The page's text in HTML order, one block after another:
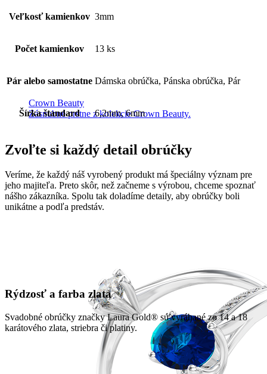
Crown Beauty
Zásnubné prstne z kolekcie Crown Beauty.
Veľkosť kamienkov 3mm
Počet kamienkov 13 ks
Pár alebo samostatne Dámska obrúčka, Pánska obrúčka, Pár
Šírka štandard 6,2mm, 6mm
Zvoľte si každý detail obrúčky
Veríme, že každý náš vyrobený produkt má špeciálny význam pre
jeho majiteľa. Preto skôr, než začneme s výrobou, chceme spoznať
nášho zákazníka. Spolu tak doladíme detaily, aby obrúčky boli
unikátne a podľa predstáv.
Rýdzosť a farba zlata
Svadobné obrúčky značky Laura Gold® sú vyrábané zo 14 a 18
karátového zlata, striebra či platiny.